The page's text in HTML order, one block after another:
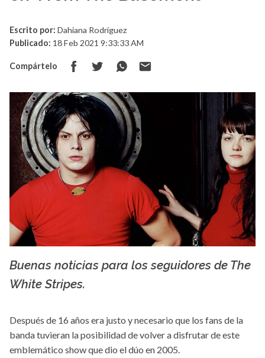
Escrito por: Dahiana Rodríguez
Publicado: 18 Feb 2021 9:33:33 AM
Compártelo
Buenas noticias para los seguidores de The
White Stripes.
Después de 16 años era justo y necesario que los fans de la
banda tuvieran la posibilidad de volver a disfrutar de este
emblemático show que dio el dúo en 2005.